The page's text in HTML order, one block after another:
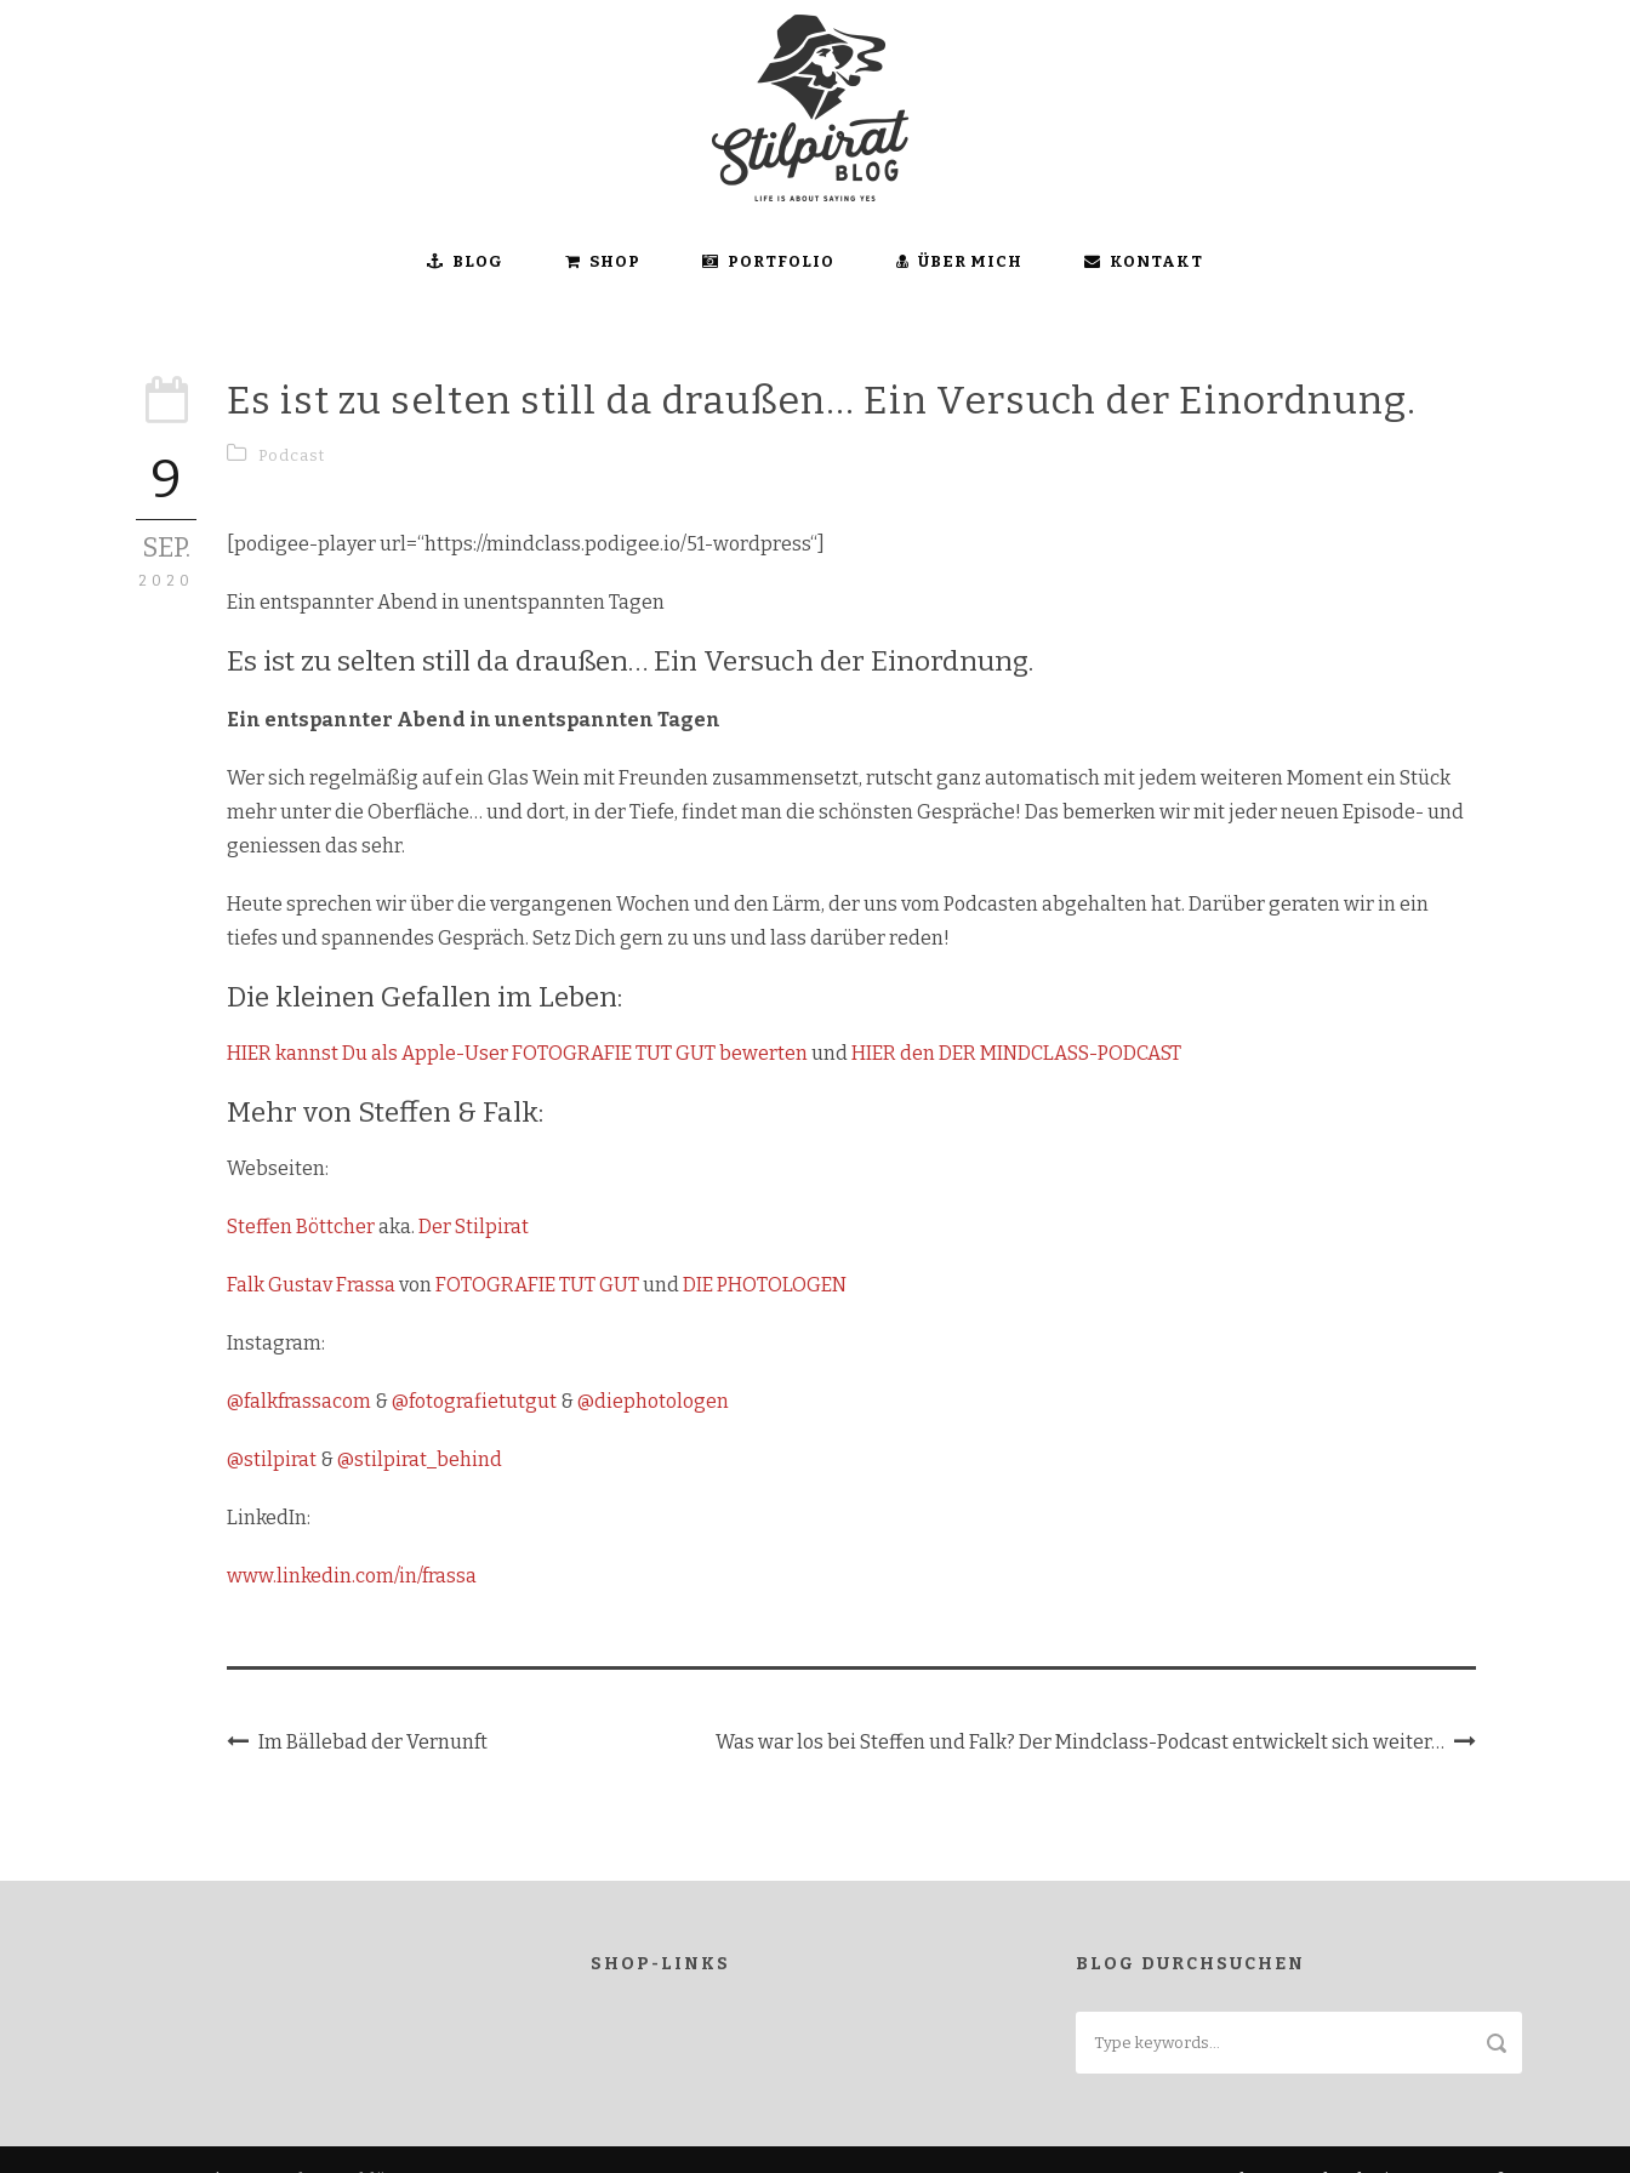
BLOG SHOP PORTFOLIO ÜBER MICH KONTAKT
9
SEP.
2020
Es ist zu selten still da draußen… Ein Versuch der Einordnung.
Podcast
[podigee-player url=“https://mindclass.podigee.io/51-wordpress“]
Ein entspannter Abend in unentspannten Tagen
Es ist zu selten still da draußen… Ein Versuch der Einordnung.
Ein entspannter Abend in unentspannten Tagen
Wer sich regelmäßig auf ein Glas Wein mit Freunden zusammensetzt, rutscht ganz automatisch mit jedem weiteren Moment ein Stück
mehr unter die Oberfläche… und dort, in der Tiefe, findet man die schönsten Gespräche! Das bemerken wir mit jeder neuen Episode- und
geniessen das sehr.
Heute sprechen wir über die vergangenen Wochen und den Lärm, der uns vom Podcasten abgehalten hat. Darüber geraten wir in ein
tiefes und spannendes Gespräch. Setz Dich gern zu uns und lass darüber reden!
Die kleinen Gefallen im Leben:
HIER kannst Du als Apple-User FOTOGRAFIE TUT GUT bewertenundHIER den DER MINDCLASS-PODCAST
Mehr von Steffen & Falk:
Webseiten:
Steffen Böttcheraka. Der Stilpirat
Falk Gustav FrassavonFOTOGRAFIE TUT GUTundDIE PHOTOLOGEN
Instagram:
@falkfrassacom &@fotografietutgut &@diephotologen
@stilpirat &@stilpirat_behind
LinkedIn:
www.linkedin.com/in/frassa
Im Bällebad der Vernunft Was war los bei Steffen und Falk? Der Mindclass-Podcast entwickelt sich weiter…
SHOP-LINKS BLOG DURCHSUCHEN